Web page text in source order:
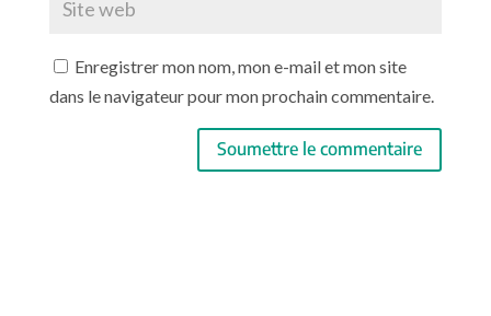
Enregistrer mon nom, mon e-mail et mon site
dans le navigateur pour mon prochain commentaire.
Soumettre le commentaire